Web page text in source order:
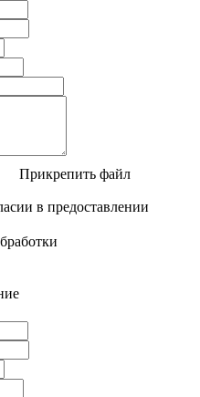
Прикрепить файл
в предоставлении